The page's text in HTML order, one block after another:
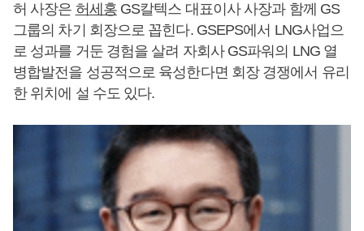
허 사장은 허세홍GS칼텍스 대표이사 사장과 함께 GS
그룹의 차기 회장으로 꼽힌다. GSEPS에서 LNG사업으
로 성과를 거둔 경험을 살려 자회사 GS파워의 LNG 열
병합발전을 성공적으로 육성한다면 회장 경쟁에서 유리
한 위치에 설 수도 있다.